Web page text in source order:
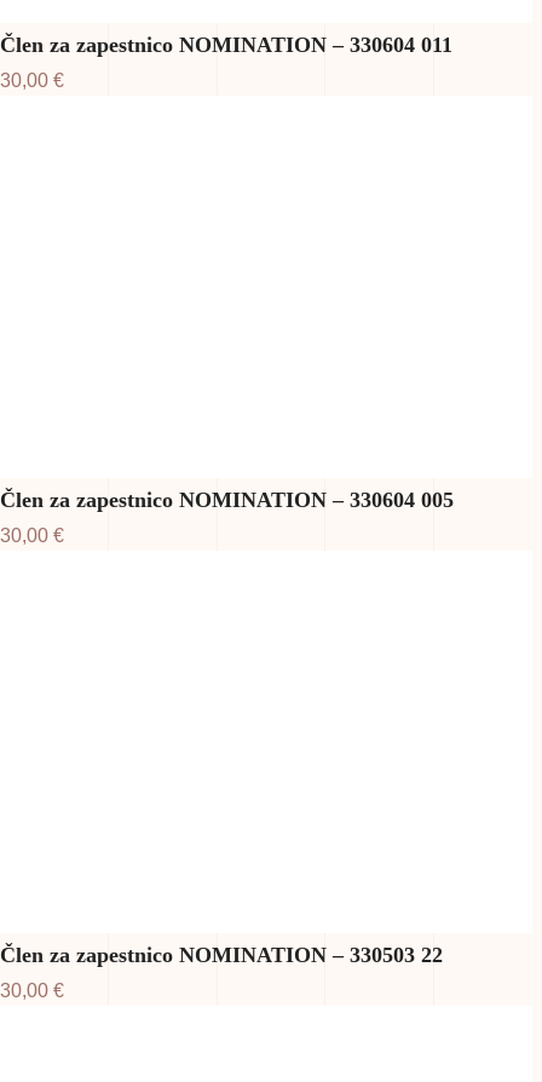
Člen za zapestnico NOMINATION – 330604 011
30,00 €
Člen za zapestnico NOMINATION – 330604 005
30,00 €
Člen za zapestnico NOMINATION – 330503 22
30,00 €